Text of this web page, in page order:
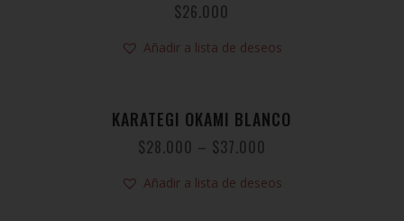
$26.000
Añadir a lista de deseos
KARATEGI OKAMI BLANCO
$28.000 – $37.000
Añadir a lista de deseos